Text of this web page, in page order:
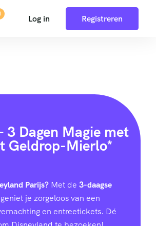
Log in Registreren
3 Dagen Magie met
Geldrop-Mierlo*
Parijs? Met de 3-daagse
geniet je zorgeloos van een
en entreetickets. Dé